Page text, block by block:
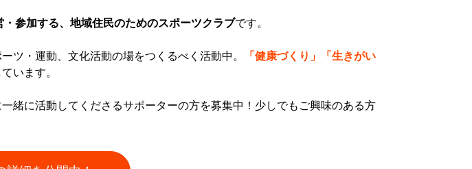
参加する、地域住民のためのスポーツクラブです。
ツ・運動、文化活動の場をつくるべく活動中。
「健康づくり」「生きがい
います。
緒に活動してくださるサポーターの方を募集中！少しでもご興味のある方